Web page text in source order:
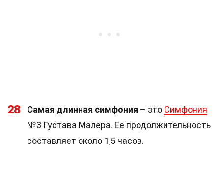
28 Самая длинная симфония – это Симфония
№3 Густава Малера. Ее продолжительность
составляет около 1,5 часов.